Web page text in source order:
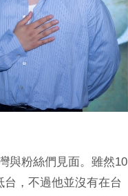
與粉絲們見面。雖然10
台，不過他並沒有在台